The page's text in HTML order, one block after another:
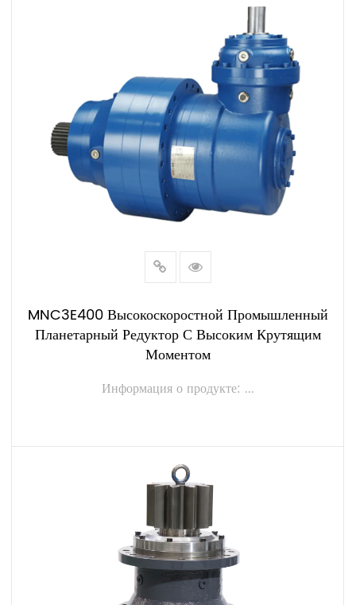
MNC3E400 Высокоскоростной Промышленный
Планетарный Редуктор С Высоким Крутящим
Моментом
Информация о продукте: ...
ПОСМОТРЕТЬ БОЛЬШЕ